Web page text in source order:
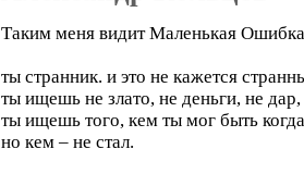
Таким меня видит Маленькая
ты странник. и это не кажется
ты ищешь не злато, не деньги, не дар,
ты ищешь того, кем ты мог быть
но кем – не стал.